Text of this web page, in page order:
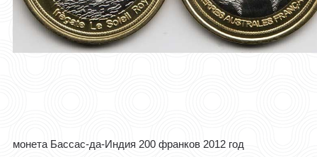
монета Бассас-да-Индия 200 франков 2012 год